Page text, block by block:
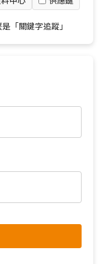
「關鍵字追蹤」